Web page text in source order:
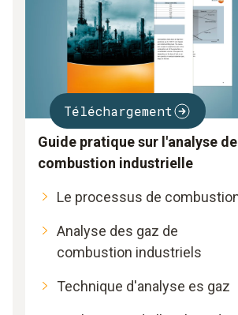
Téléchargement
Guide pratique sur l'analyse de
combustion industrielle
Le processus de
Analyse des gaz de
combustion industriels
Technique d'analyse es gaz